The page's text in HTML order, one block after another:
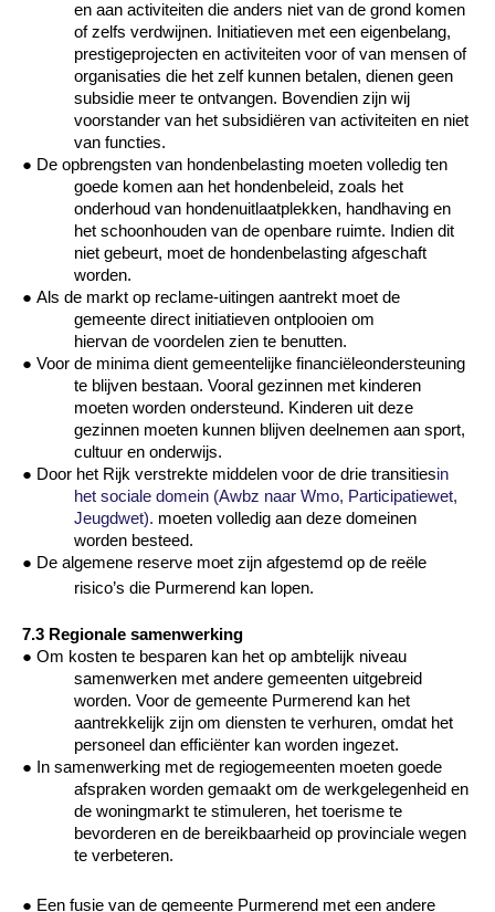
en aan activiteiten die anders niet van de grond komen
of zelfs verdwijnen. Initiatieven met een eigenbelang,
prestigeprojecten en activiteiten voor of van mensen of
organisaties die het zelf kunnen betalen, dienen geen
subsidie meer te ontvangen. Bovendien zijn wij
voorstander van het subsidiëren van activiteiten en niet
van functies.
● De opbrengsten van hondenbelasting moeten volledig ten
goede komen aan het hondenbeleid, zoals het
onderhoud van hondenuitlaatplekken, handhaving en
het schoonhouden van de openbare ruimte. Indien dit
niet gebeurt, moet de hondenbelasting afgeschaft
worden.
● Als de markt op reclame-uitingen aantrekt moet de
gemeente direct initiatieven ontplooien om
hiervan de voordelen zien te benutten.
● Voor de minima dient gemeentelijke financiëleondersteuning
te blijven bestaan. Vooral gezinnen met kinderen
moeten worden ondersteund. Kinderen uit deze
gezinnen moeten kunnen blijven deelnemen aan sport,
cultuur en onderwijs.
● Door het Rijk verstrekte middelen voor de drie transitiesin
het sociale domein (Awbz naar Wmo, Participatiewet,
Jeugdwet). moeten volledig aan deze domeinen
worden besteed.
● De algemene reserve moet zijn afgestemd op de reële
risico’s die Purmerend kan lopen.
7.3 Regionale samenwerking
● Om kosten te besparen kan het op ambtelijk niveau
samenwerken met andere gemeenten uitgebreid
worden. Voor de gemeente Purmerend kan het
aantrekkelijk zijn om diensten te verhuren, omdat het
personeel dan efficiënter kan worden ingezet.
●
In samenwerking met de regiogemeenten moeten goede
afspraken worden gemaakt om de werkgelegenheid en
de woningmarkt te stimuleren, het toerisme te
bevorderen en de bereikbaarheid op provinciale wegen
te verbeteren.
● Een fusie van de gemeente Purmerend met een andere